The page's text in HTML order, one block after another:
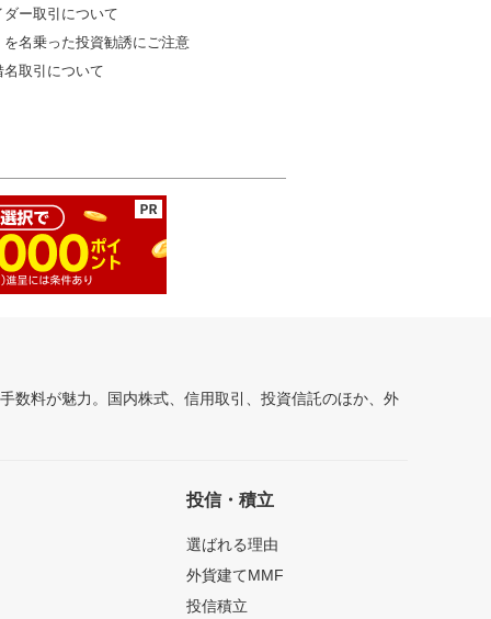
ダー取引について
を名乗った投資勧誘にご注意
名取引について
数料が魅力。国内株式、信用取引、投資信託のほか、外
投信・積立
選ばれる理由
外貨建てMMF
投信積立